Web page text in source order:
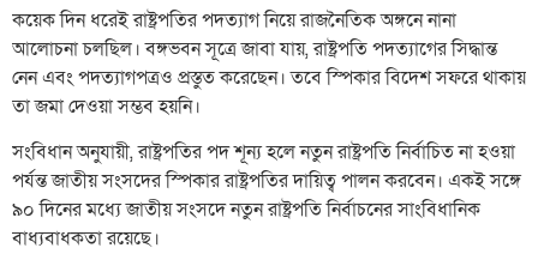
কয়েক দিন ধরেই রাষ্ট্রপতির পদত্যাগ নিয়ে রাজনৈতিক অঙ্গনে নানা
আলোচনা চলছিল। বঙ্গভবন সূত্রে জাবা যায়, রাষ্ট্রপতি পদত্যাগের সিদ্ধান্ত
নেন এবং পদত্যাগপত্রও প্রস্তুত করেছেন। তবে স্পিকার বিদেশ সফরে থাকায়
তা জমা দেওয়া সম্ভব হয়নি।
সংবিধান অনুযায়ী, রাষ্ট্রপতির পদ শূন্য হলে নতুন রাষ্ট্রপতি নির্বাচিত না হওয়া
পর্যন্ত জাতীয় সংসদের স্পিকার রাষ্ট্রপতির দায়িত্ব পালন করবেন। একই সঙ্গে
৯০ দিনের মধ্যে জাতীয় সংসদে নতুন রাষ্ট্রপতি নির্বাচনের সাংবিধানিক
বাধ্যবাধকতা রয়েছে।